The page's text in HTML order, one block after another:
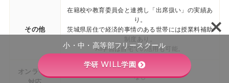
その他
在籍校や教育委員会と連携し「出席扱い」の実績あ
り。
茨城県居住で経済的事情のある世帯には授業料補助
制度あり。
AI学習は自宅での活用も可能。
オンライン
なし
小・中・高等部フリースクール
学研 WILL学園